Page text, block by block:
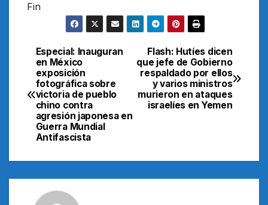
Fin
Navegación
de
entradas
Flash: Hutíes dicen
que jefe de Gobierno
respaldado por ellos
y varios ministros
murieron en ataques
israelíes en Yemen
Especial: Inauguran
en México
exposición
fotográfica sobre
victoria de pueblo
chino contra
agresión japonesa en
Guerra Mundial
Antifascista